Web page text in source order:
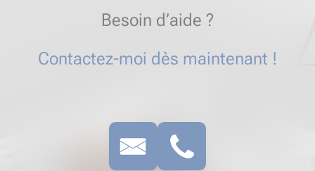
Besoin d’aide ?
Contactez-moi dès maintenant !